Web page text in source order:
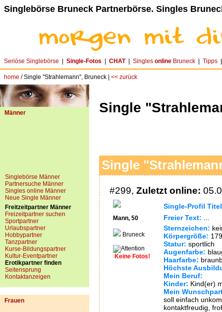
Singlebörse Bruneck Partnerbörse. Singles
Seriöse Singlebörse Single-Fotos CHAT| Singles online Bruneck Tipps
home / Single "Strahlemann", Bruneck | << zurück
Männer
Singlebörse Männer
Partnersuche Männer
Singles online Männer
Neue Single Männer
Freitzeitpartner Männer
Freizeitpartner suchen
Sportpartner
Urlaubspartner
Hobbypartner
Tanzpartner
Kurse-Bildungspartner
Kultur-Eventpartner
Erotikpartner finden
Seitensprung
Kontaktanzeigen
Frauen
Single
Single
#299, Zuletzt online:
Mann, 50
Bruneck
Keine Fotos!
Single-Profil
Freier Text:
Sternzeichen:
Körpergröße:
Statur: sportlich
Augenfarbe:
Haarfarbe:
Höchste
Mein Beruf:
Kinder: Kind(er)
Mein
soll einfach
kontaktfreudig,